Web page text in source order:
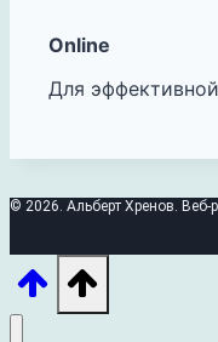
Online
Для
© 2026. Альберт Хренов. Веб-